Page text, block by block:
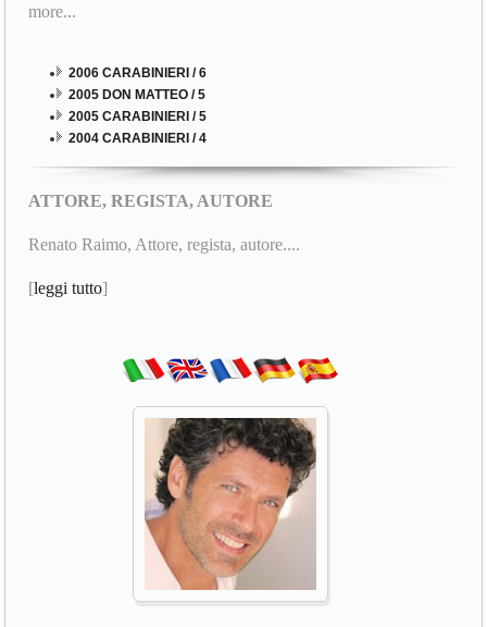
more...
2006 CARABINIERI / 6
2005 DON MATTEO / 5
2005 CARABINIERI / 5
2004 CARABINIERI / 4
ATTORE, REGISTA, AUTORE
Renato Raimo, Attore, regista, autore....
[leggi tutto]